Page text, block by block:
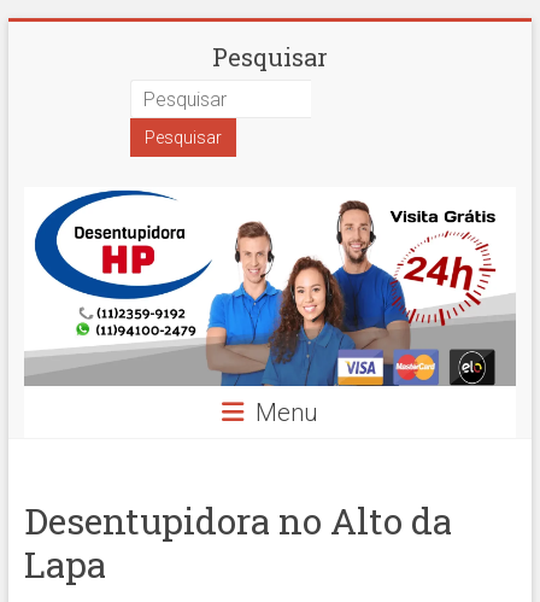
Desentupidora
Paulo
Hidro
Prime
Pesquisar
Menu
Desentupidora no Alto da
Lapa